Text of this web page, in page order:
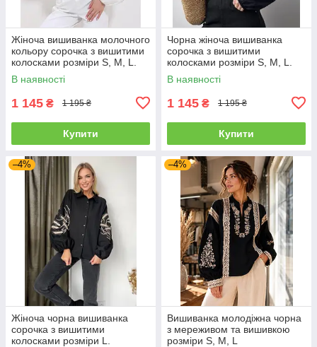
Жіноча вишиванка молочного
кольору сорочка з вишитими
колосками розміри S, М, L.
В наявності
1 145 ₴ 1 195 ₴
Купити
Чорна жіноча вишиванка
сорочка з вишитими
колосками розміри S, M, L.
В наявності
1 145 ₴ 1 195 ₴
Купити
–4%
Жіноча чорна вишиванка
сорочка з вишитими
колосками розміри L.
–4%
Вишиванка молодіжна чорна
з мереживом та вишивкою
розміри S, M, L